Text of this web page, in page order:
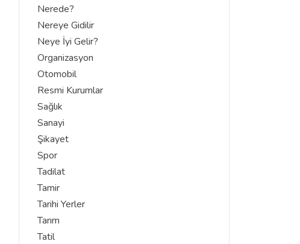
Nerede?
Nereye Gidilir
Neye İyi Gelir?
Organizasyon
Otomobil
Resmi Kurumlar
Sağlık
Sanayi
Şikayet
Spor
Tadilat
Tamir
Tarihi Yerler
Tarım
Tatil